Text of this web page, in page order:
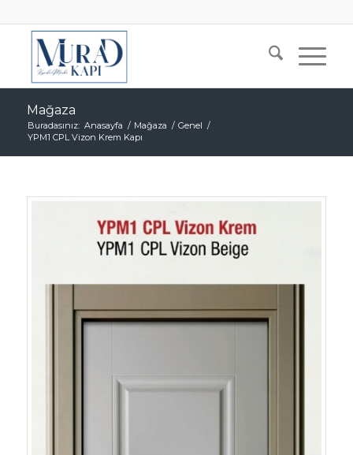
Mağaza
Buradasınız: Anasayfa / Mağaza / Genel /
YPM1 CPL Vizon Krem Kapı